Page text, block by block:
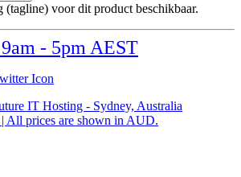
(tagline) voor dit product beschikbaar.
- 5pm AEST
IT Hosting - Sydney, Australia
All prices are shown in AUD.